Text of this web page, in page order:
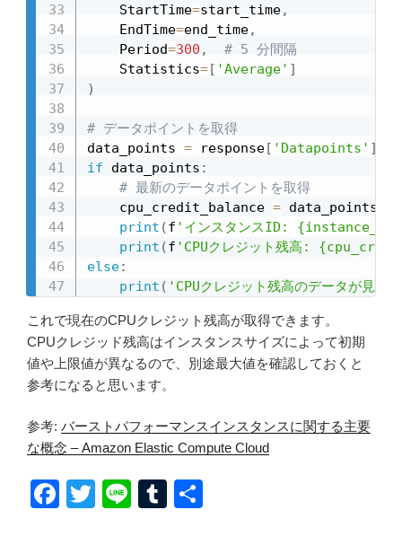
    StartTime
=start_time,
    EndTime
=end_time,
    Period
=300 ,
# 5 分間隔
    Statistics
=[ 'Average' ]
)
# データポイントを取得
data_points = response[ 'Datapoints' ]
if data_points :
# 最新のデータポイントを取得
    cpu_credit_balance
= data_points
print (f 'インスタンスID:
print (f 'CPUクレジット残高:
else:
print ( 'CPUクレジット残高のデータが見つ
これで現在のCPUクレジット残高が取得できます。
CPUクレジッド残高はインスタンスサイズによって初期
値や上限値が異なるので、別途最大値を確認しておくと
参考になると思います。
参考: バーストパフォーマンスインスタンスに関する主要
な概念 – Amazon Elastic Compute Cloud
F
T
Li
T